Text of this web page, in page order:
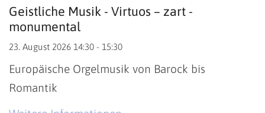
Datum: 23. August 2026
Geistliche Musik - Virtuos – zart -
monumental
23. August 2026 14:30 - 15:30
Europäische Orgelmusik von Barock bis
Romantik